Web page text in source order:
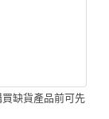
缺貨產品前可先